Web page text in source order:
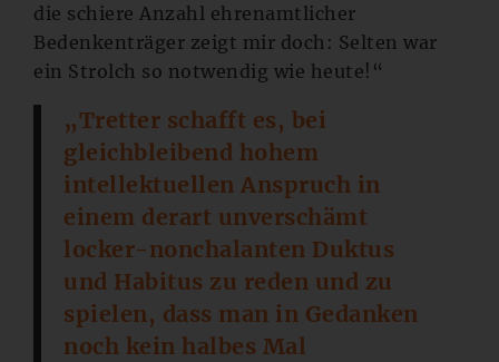
die schiere Anzahl ehrenamtlicher
Bedenkenträger zeigt mir doch: Selten war
ein Strolch so notwendig wie heute!“
„Tretter schafft es, bei
gleichbleibend hohem
intellektuellen Anspruch in
einem derart unverschämt
locker-nonchalanten Duktus
und Habitus zu reden und zu
spielen, dass man in Gedanken
noch kein halbes Mal